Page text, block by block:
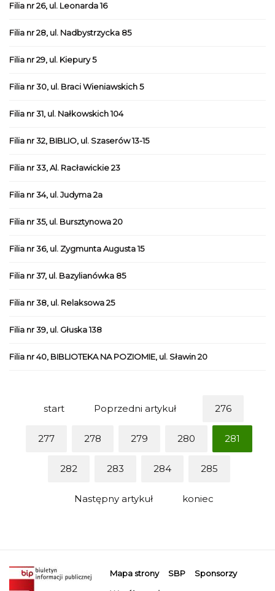
Filia nr 26, ul. Leonarda 16
Filia nr 28, ul. Nadbystrzycka 85
Filia nr 29, ul. Kiepury 5
Filia nr 30, ul. Braci Wieniawskich 5
Filia nr 31, ul. Nałkowskich 104
Filia nr 32, BIBLIO, ul. Szaserów 13-15
Filia nr 33, Al. Racławickie 23
Filia nr 34, ul. Judyma 2a
Filia nr 35, ul. Bursztynowa 20
Filia nr 36, ul. Zygmunta Augusta 15
Filia nr 37, ul. Bazylianówka 85
Filia nr 38, ul. Relaksowa 25
Filia nr 39, ul. Głuska 138
Filia nr 40, BIBLIOTEKA NA POZIOMIE, ul. Sławin 20
start Poprzedni artykuł 276
277 278 279 280 281
282 283 284 285
Następny artykuł koniec
Mapa strony SBP Sponsorzy